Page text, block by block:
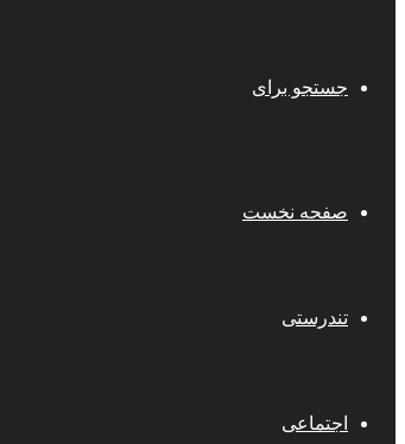
جستجو برای
صفحه نخست
تندرستی
اجتماعی